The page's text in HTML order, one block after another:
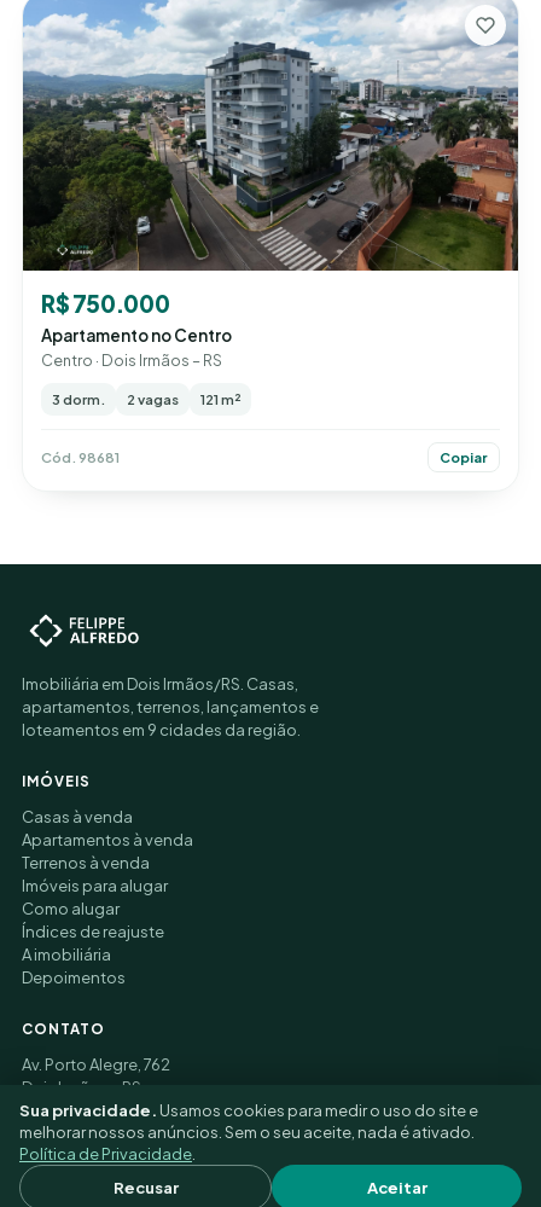
R$ 750.000
Apartamento no Centro
Centro · Dois Irmãos – RS
3 dorm. 2 vagas 121 m²
Cód. 98681 Copiar
Imobiliária em Dois Irmãos/RS. Casas,
apartamentos, terrenos, lançamentos e
loteamentos em 9 cidades da região.
IMÓVEIS
Casas à venda
Apartamentos à venda
Terrenos à venda
Imóveis para alugar
Como alugar
Índices de reajuste
A imobiliária
Depoimentos
CONTATO
Av. Porto Alegre, 762
Dois Irmãos – RS
(51) 3177-9006
© 2026 Felippe Alfredo Imobiliária ·
Preferências de cookies
Sua privacidade. Usamos cookies para medir o uso do site e
melhorar nossos anúncios. Sem o seu aceite, nada é ativado.
Política de Privacidade
Recusar
Aceitar